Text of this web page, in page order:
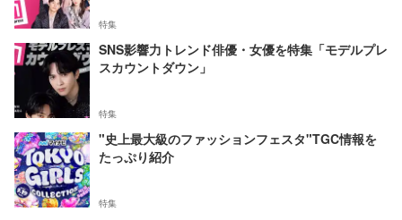
特集
SNS影響力トレンド俳優・女優を特集「モデルプレ
スカウントダウン」
特集
"史上最大級のファッションフェスタ"TGC情報を
たっぷり紹介
特集